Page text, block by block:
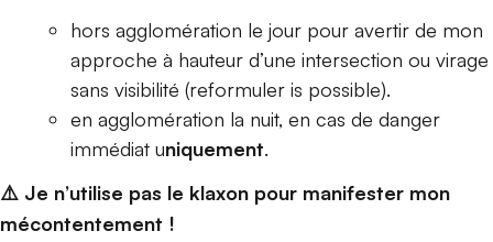
hors agglomération le jour pour avertir de mon
approche à hauteur d’une intersection ou virage
sans visibilité (reformuler is possible).
en agglomération la nuit, en cas de danger
immédiat uniquement.
⚠️ Je n’utilise pas le klaxon pour manifester mon
mécontentement !